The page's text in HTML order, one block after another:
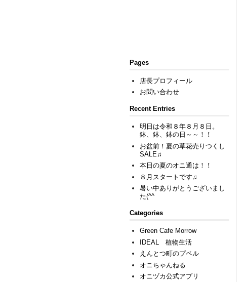
Pages
店長プロフィール
お問い合わせ
Recent Entries
明日は令和８年８月８日。
鉢、鉢、鉢の日～～！！
お盆前！夏の草花売りつくし
SALE♫
本日の夏のオニ通は！！
８月スタートです♫
暑い中ありがとうございまし
た(^^ゞ
Categories
Green Cafe Morrow
IDEAL 植物生活
えんとつ町のプペル
オニちゃんねる
オニヅカ公式アプリ